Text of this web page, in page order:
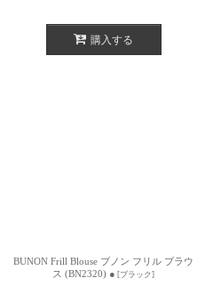
購入する
BUNON Frill Blouse ブノン フリル ブラウ
ス (BN2320) ● [ブラック]